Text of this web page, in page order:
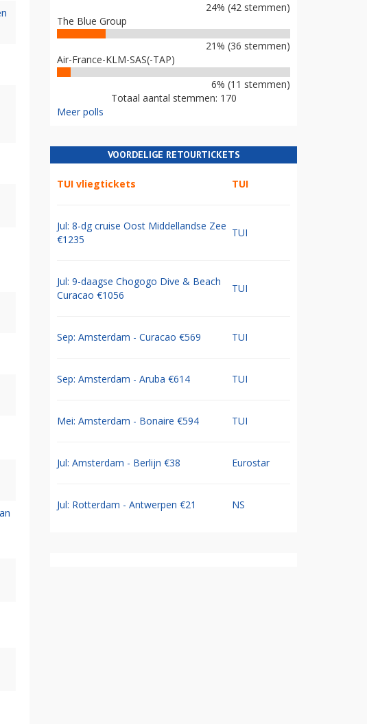
24% (42 stemmen)
The Blue Group
21% (36 stemmen)
Air-France-KLM-SAS(-TAP)
6% (11 stemmen)
Totaal aantal stemmen: 170
Meer polls
VOORDELIGE RETOURTICKETS
TUI vliegtickets TUI
Jul: 8-dg cruise Oost Middellandse Zee
€1235
TUI
Jul: 9-daagse Chogogo Dive & Beach
Curacao €1056
TUI
Sep: Amsterdam - Curacao €569 TUI
Sep: Amsterdam - Aruba €614 TUI
Mei: Amsterdam - Bonaire €594 TUI
Jul: Amsterdam - Berlijn €38 Eurostar
Jul: Rotterdam - Antwerpen €21 NS